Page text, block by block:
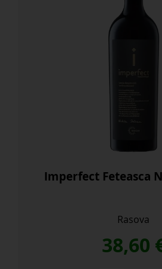
Imperfect Feteasca
Rasova
38,60